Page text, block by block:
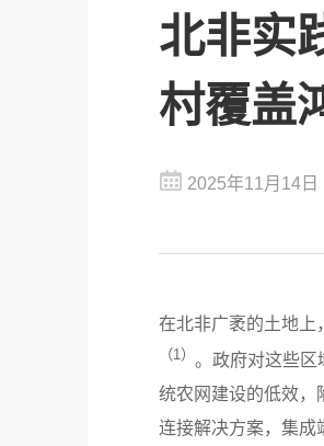
北非实
村覆盖
2025年11月14日
在北非广袤的土地
（1） 。政府对这些区
统农网建设的低效，
连接解决方案，集成